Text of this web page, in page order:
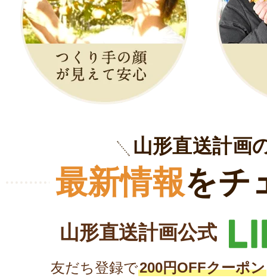
山形直送計画
最新情報をチ
山形直送計画公式
友だち登録で200円OFFクーポン